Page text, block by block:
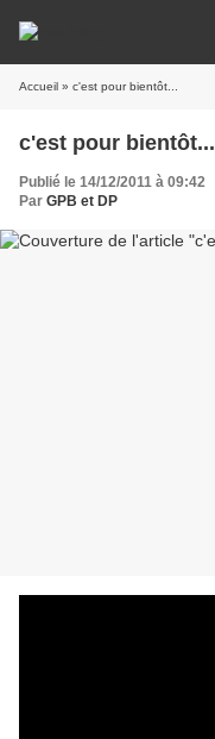
Accueil » c'est pour bientôt...
c'est pour bientôt...
Publié le 14/12/2011 à 09:42
Par GPB et DP